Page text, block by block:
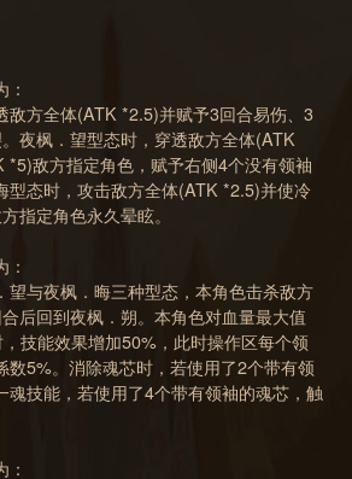
敌方全体(ATK *2.5)并赋予3回合易伤、3
夜枫．望型态时，穿透敌方全体(ATK
*5)敌方指定角色，赋予右侧4个没有领袖
型态时，攻击敌方全体(ATK *2.5)并使冷
指定角色永久晕眩。
望与夜枫．晦三种型态，本角色击杀敌方
后回到夜枫．朔。本角色对血量最大值
技能效果增加50%，此时操作区每个领
数5%。消除魂芯时，若使用了2个带有领
魂技能，若使用了4个带有领袖的魂芯，触